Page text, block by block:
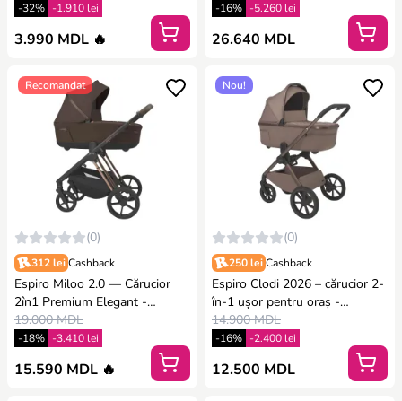
-32% -1.910 lei
3.990 MDL 🔥
-16% -5.260 lei
26.640 MDL
Recomandat
(0)
312 lei Cashback
Espiro Miloo 2.0 — Cărucior
2în1 Premium Elegant -
Excellent chocolate
19.000 MDL
-18% -3.410 lei
15.590 MDL 🔥
Nou!
(0)
250 lei Cashback
Espiro Clodi 2026 – cărucior 2-
în-1 ușor pentru oraș -
FASHIONABLE BROWN
14.900 MDL
-16% -2.400 lei
12.500 MDL